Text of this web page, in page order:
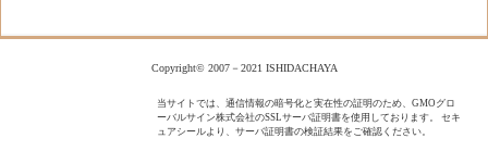
Copyright© 2007－2021 ISHIDACHAYA
当サイトでは、通信情報の暗号化と実在性の証明のため、GMOグロ
ーバルサイン株式会社のSSLサーバ証明書を使用しております。 セキ
ュアシールより、サーバ証明書の検証結果をご確認ください。